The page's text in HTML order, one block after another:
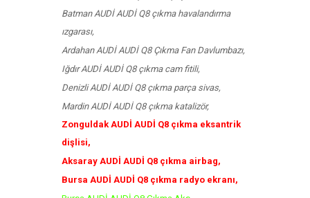
Batman AUDİ AUDİ Q8 çıkma havalandırma
ızgarası,
Ardahan AUDİ AUDİ Q8 Çıkma Fan Davlumbazı,
Iğdır AUDİ AUDİ Q8 çıkma cam fitili,
Denizli AUDİ AUDİ Q8 çıkma parça sivas,
Mardin AUDİ AUDİ Q8 çıkma katalizör,
Zonguldak AUDİ AUDİ Q8 çıkma eksantrik
dişlisi,
Aksaray AUDİ AUDİ Q8 çıkma airbag,
Bursa AUDİ AUDİ Q8 çıkma radyo ekranı,